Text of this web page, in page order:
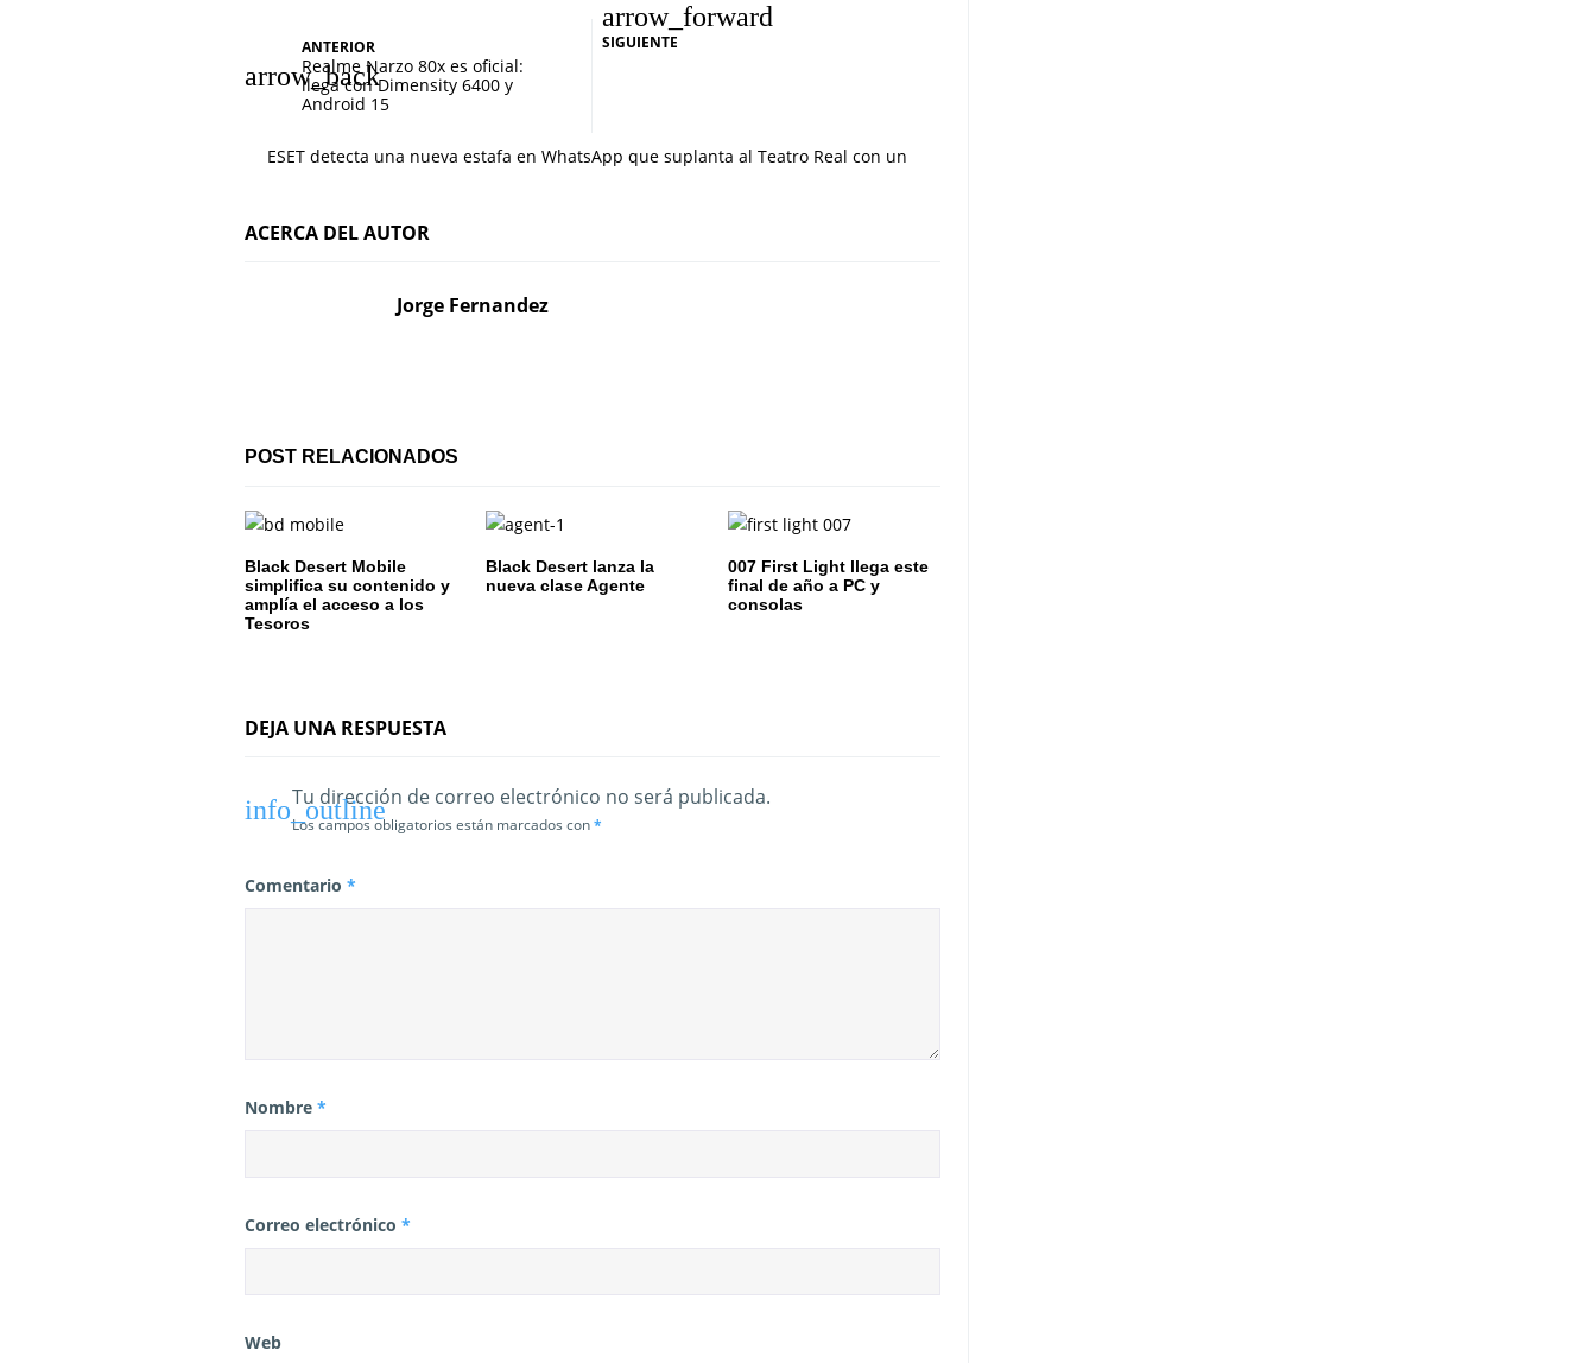
a
g
n
e
e
n
r
d
s
ANTERIOR
Realme Narzo 80x es oficial:
llega con Dimensity 6400 y
Android 15
SIGUIENTE
ESET detecta una nueva estafa en WhatsApp que suplanta al Teatro Real con un
ACERCA DEL AUTOR
Jorge Fernandez
POST RELACIONADOS
Black Desert Mobile
simplifica su contenido y
amplía el acceso a los
Tesoros
Black Desert lanza la
nueva clase Agente
007 First Light llega este
final de año a PC y
consolas
DEJA UNA RESPUESTA
Tu dirección de correo electrónico no será publicada.
Los campos obligatorios están marcados con*
Comentario *
Nombre *
Correo electrónico *
Web